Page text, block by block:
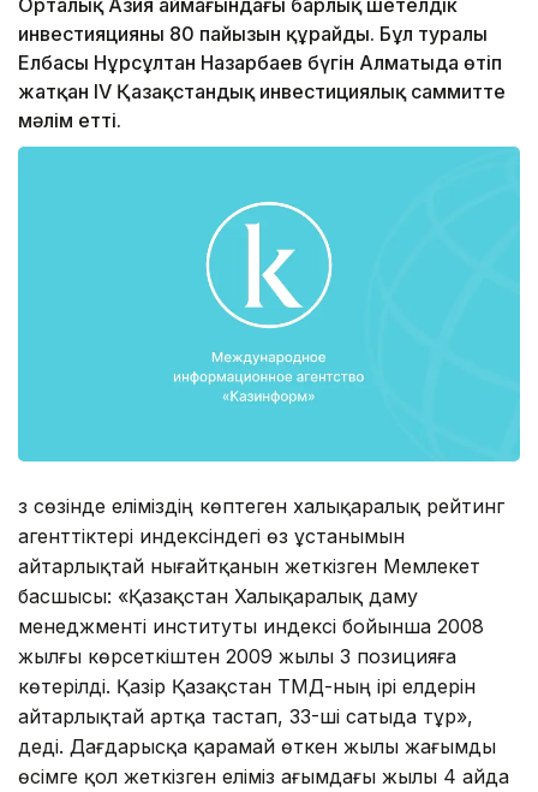
Орталық Азия аймағындағы барлық шетелдік
инвестияцияның 80 пайызын құрайды. Бұл туралы
Елбасы Нұрсұлтан Назарбаев бүгін Алматыда өтіп
жатқан ІV Қазақстандық инвестициялық саммитте
мәлім етті.
Өз сөзінде еліміздің көптеген халықаралық рейтинг
агенттіктері индексіндегі өз ұстанымын
айтарлықтай нығайтқанын жеткізген Мемлекет
басшысы: «Қазақстан Халықаралық даму
менеджменті институты индексі бойынша 2008
жылғы көрсеткіштен 2009 жылы 3 позицияға
көтерілді. Қазір Қазақстан ТМД-ның ірі елдерін
айтарлықтай артқа тастап, 33-ші сатыда тұр»,
деді. Дағдарысқа қарамай өткен жылы жағымды
өсімге қол жеткізген еліміз ағымдағы жылы 4 айда